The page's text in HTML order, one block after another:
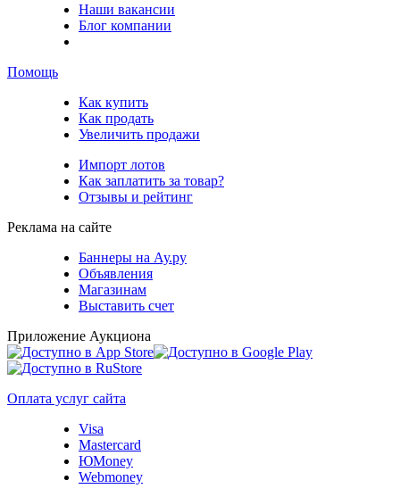
Наши вакансии
Блог компании
Помощь
Как купить
Как продать
Увеличить продажи
Импорт лотов
Как заплатить за товар?
Отзывы и рейтинг
Реклама на сайте
Баннеры на Ау.ру
Объявления
Магазинам
Выставить счет
Приложение Аукциона
Оплата услуг сайта
Visa
Mastercard
ЮMoney
Webmoney